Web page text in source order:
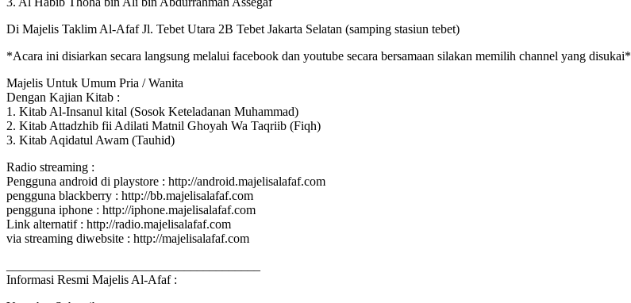
Di Majelis Taklim Al-Afaf Jl. Tebet Utara 2B Tebet Jakarta Selatan (samping stasiun tebet)
*Acara ini disiarkan secara langsung melalui facebook dan youtube secara bersamaan silakan memilih channel yang disukai*
Majelis Untuk Umum Pria / Wanita
Dengan Kajian Kitab :
1. Kitab Al-Insanul kital (Sosok Keteladanan Muhammad)
2. Kitab Attadzhib fii Adilati Matnil Ghoyah Wa Taqriib (Fiqh)
3. Kitab Aqidatul Awam (Tauhid)
Radio streaming :
Pengguna android di playstore : http://android.majelisalafaf.com
pengguna blackberry : http://bb.majelisalafaf.com
pengguna iphone : http://iphone.majelisalafaf.com
Link alternatif : http://radio.majelisalafaf.com
via streaming diwebsite : http://majelisalafaf.com
Informasi Resmi Majelis Al-Afaf :